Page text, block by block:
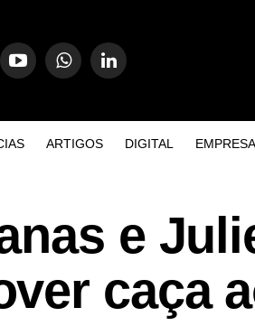
ARTIGOS DIGITAL EMPRESA
e
caça